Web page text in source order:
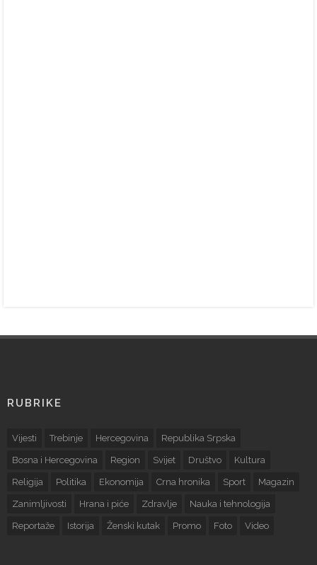
RUBRIKE
Vijesti Trebinje Hercegovina Republika Srpska
Bosna i Hercegovina Region Svijet Društvo Kultura
Religija Politika Ekonomija Crna hronika Sport Magazin
Zanimljivosti Hrana i piće Zdravlje Nauka i tehnologija
Reportaže Istorija Ženski kutak Promo Foto Video